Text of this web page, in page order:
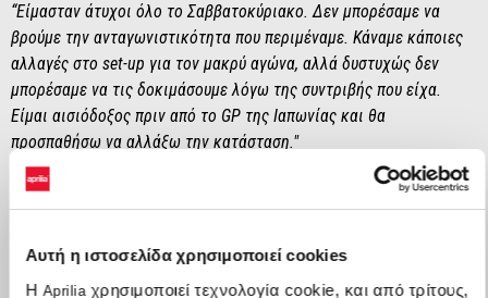
Αυτή η ιστοσελίδα χρησιμοποιεί cookies
Η Aprilia χρησιμοποιεί τεχνολογία cookie, και από τρίτους,
“Είμασταν άτυχοι όλο το Σαββατοκύριακο. Δεν μπορέσαμε να
βρούμε την ανταγωνιστικότητα που περιμέναμε. Κάναμε κάποιες
αλλαγές στο set-up για τον μακρύ αγώνα, αλλά δυστυχώς δεν
μπορέσαμε να τις δοκιμάσουμε λόγω της συντριβής που είχα.
Είμαι αισιόδοξος πριν από το GP της Ιαπωνίας και θα
προσπαθήσω να αλλάξω την κατάσταση."
MASSIMO RIVOLA (CEO Aprilia Racing)
ταχύτητάς μας σε αυτήν την πίστα πέρυσι. Οι προκριματικοί